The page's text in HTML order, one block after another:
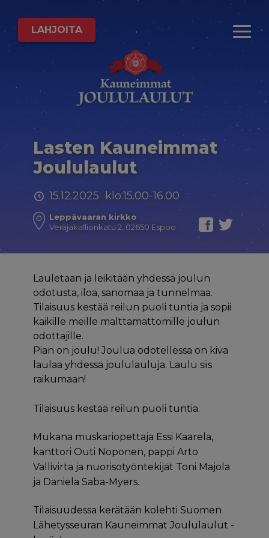
LAHJOITA
Lasten Kauneimmat
Joululaulut
15.12.2025 klo:15.00-16.00
Leppävaaran kirkko
Veräjäkallionkatu 2, 02650 Espoo
Lauletaan ja leikitään yhdessä joulun
odotusta, iloa, sanomaa ja tunnelmaa.
Tilaisuus kestää reilun puoli tuntia ja sopii
kaikille meille malttamattomille joulun
odottajille.
Pian on joulu! Joulua odotellessa on kiva
laulaa yhdessä joululauluja. Laulu siis
raikumaan!
Tilaisuus kestää reilun puoli tuntia.
Mukana muskariopettaja Essi Kaarela,
kanttori Outi Noponen, pappi Arto
Vallivirta ja nuorisotyöntekijät Toni Majola
ja Daniela Saba-Myers.
Tilaisuudessa kerätään kolehti Suomen
Lähetysseuran Kauneimmat Joululaulut -